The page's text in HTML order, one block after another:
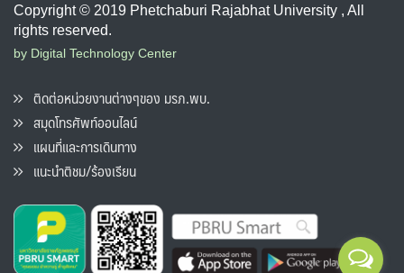
Copyright © 2019 Phetchaburi Rajabhat University , All
rights reserved.
by Digital Technology Center
ติดต่อหน่วยงานต่างๆของ มรภ.พบ.
สมุดโทรศัพท์ออนไลน์
แผนที่และการเดินทาง
แนะนำติชม/ร้องเรียน